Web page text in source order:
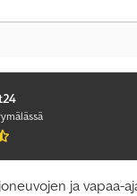
ja vapaa-